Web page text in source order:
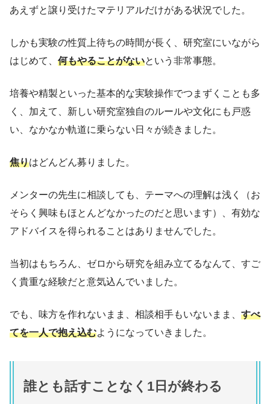
あえずと譲り受けたマテリアルだけがある状況でした。
しかも実験の性質上待ちの時間が長く、研究室にいながら
はじめて、 何もやることがないという非常事態。
培養や精製といった基本的な実験操作でつまずくことも多
く、加えて、新しい研究室独自のルールや文化にも戸惑
い、なかなか軌道に乗らない日々が続きました。
焦りはどんどん募りました。
メンターの先生に相談しても、テーマへの理解は浅く（お
そらく興味もほとんどなかったのだと思います）、有効な
アドバイスを得られることはありませんでした。
当初はもちろん、ゼロから研究を組み立てるなんて、すご
く貴重な経験だと意気込んでいました。
でも、味方を作れないまま、相談相手もいないまま、 すべ
てを一人で抱え込むようになっていきました。
誰とも話すことなく1日が終わる